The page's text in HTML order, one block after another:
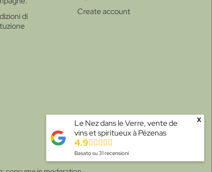
di
Create account
Le Nez dans le Verre, vente de
vins et spiritueux à Pézenas
4.9
Basato su31recensioni
x